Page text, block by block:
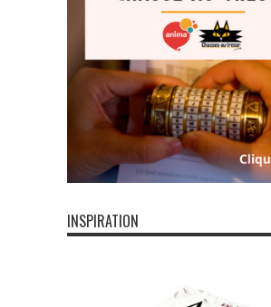
INSPIRATION